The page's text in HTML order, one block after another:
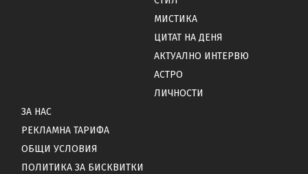
МИСТИКА
ЦИТАТ НА ДЕНЯ
АКТУАЛНО ИНТЕРВЮ
АСТРО
ЛИЧНОСТИ
ЗА НАС
РЕКЛАМНА ТАРИФА
ОБЩИ УСЛОВИЯ
ПОЛИТИКА ЗА БИСКВИТКИ